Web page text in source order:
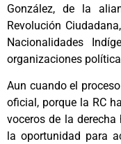
González, de la
Revolución
Nacionalidades
organizaciones
Aun cuando el
oficial, porque la RC
voceros de la
la oportunidad para